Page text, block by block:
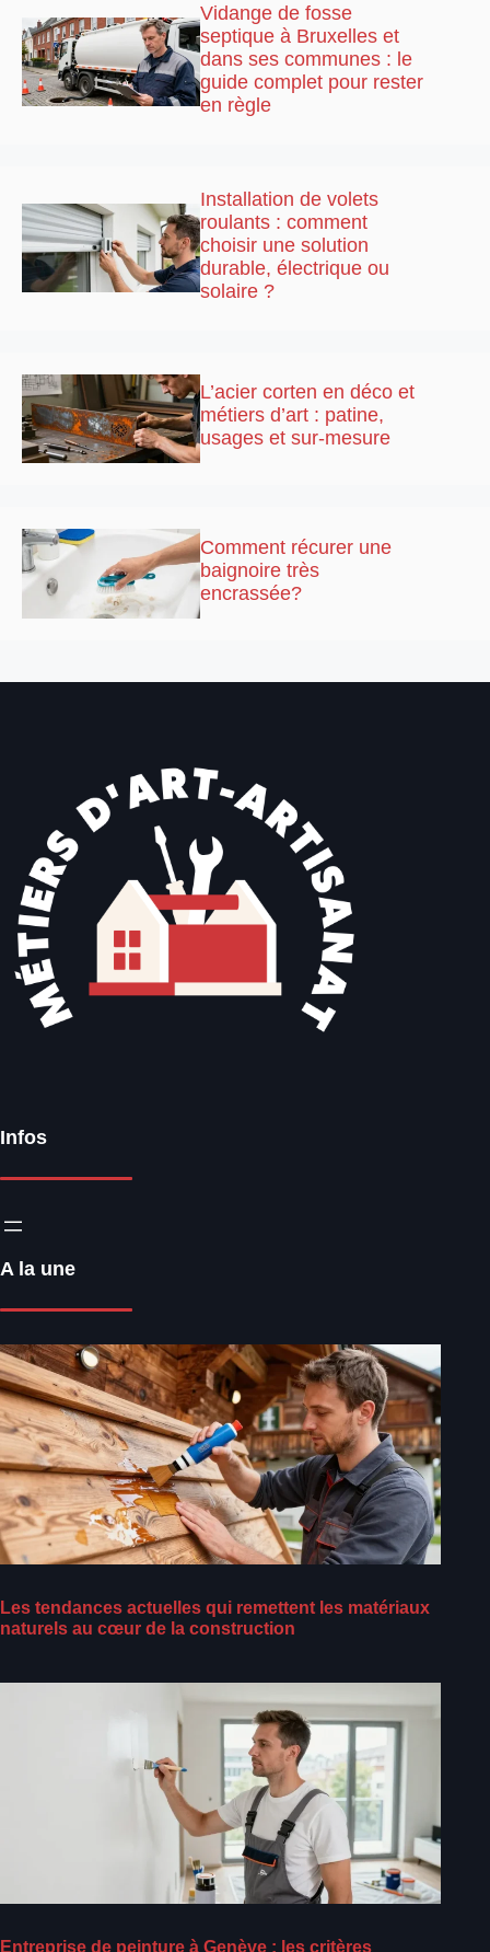
Vidange de fosse
septique à Bruxelles et
dans ses communes : le
guide complet pour rester
en règle
Installation de volets
roulants : comment
choisir une solution
durable, électrique ou
solaire ?
L’acier corten en déco et
métiers d’art : patine,
usages et sur-mesure
Comment récurer une
baignoire très
encrassée?
Infos
A la une
Les tendances actuelles qui remettent les matériaux
naturels au cœur de la construction
Entreprise de peinture à Genève : les critères